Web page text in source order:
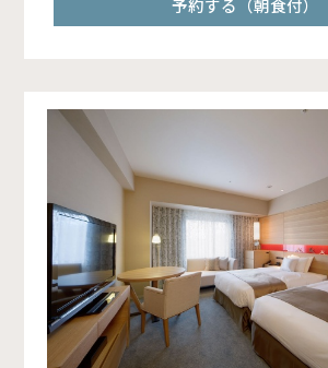
予約する（朝食付）